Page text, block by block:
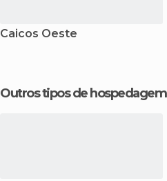
Caicos Oeste
Outros tipos de hospedagem